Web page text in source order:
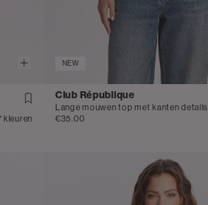
kleuren
NEW
Club République
Lange mouwen top met kanten details
€35.00